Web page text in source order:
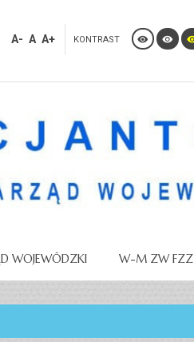
A- A A+ KONTRAST
WOJEWÓDZKI W-M ZW FZZ